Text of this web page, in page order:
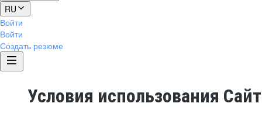
RU
Войти
Войти
Создать резюме
Условия использования